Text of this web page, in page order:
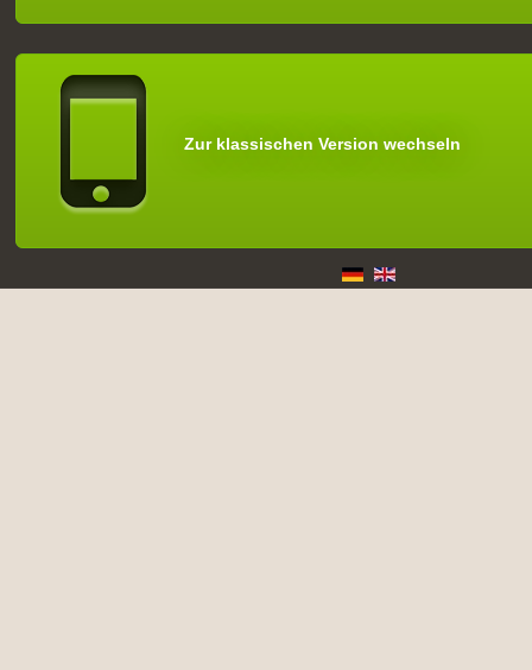
Zur klassischen Version wechseln